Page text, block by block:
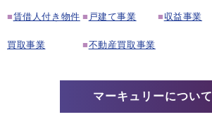
■賃借人付き物件
買取事業
■ 戸建て事業
■不動産買取事業
■ 収益事業
マーキュリーについて